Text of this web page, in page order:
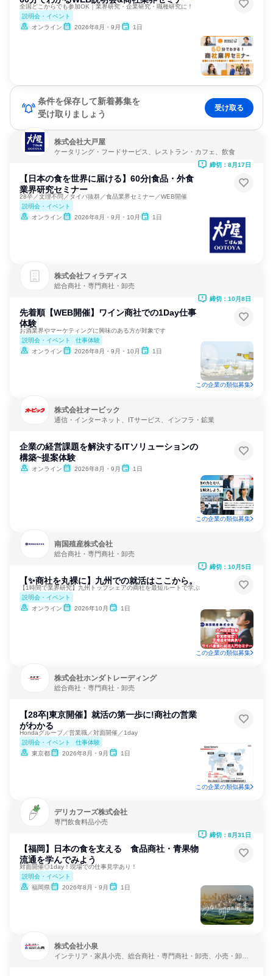
全国どこからでも参加OK｜業界研究・企業研究・職種研究に！
説明会・イベント
オンライン
2026年8月・9月 1日
条件を保存して新着募集を
受け取りましょう
受け取る
株式会社大戸屋
ケータリング・フードサービス、レストラン・カフェ、飲食
【日本の食を世界に届ける】60分|食品・外食
業界研究セミナー
28卒／文理不問／タイパ抜群／食品業界セミナー／WEB開催
説明会・イベント
オンライン
2026年8月・9月・10月 1日
締切：8月17日
株式会社フィラディス
総合商社・専門商社・卸売
先着順【WEB開催】ワイン商社での1Day仕事
体験
お酒業界やマーケティングに興味のある方が対象です
説明会・イベント
仕事体験
オンライン
2026年8月・9月・10月 1日
締切：10月8日
この企業の類似募集
株式会社オービック
通信・インターネット、ITサービス、インフラ・鉱業
企業の経営課題を解決するITソリューションの
構築~提案体験
オンライン 2026年8月・9月 1日
この企業の類似募集
南国殖産株式会社
総合商社・専門商社・卸売
【✨商社を丸裸に】九州での就活はここから。
【1時間で業界研究】九州トップシェアの商社を最短ルートで学ぶ
説明会・イベント
オンライン
2026年10月 1日
締切：10月5日
この企業の類似募集
株式会社ホンダトレーディング
総合商社・専門商社・卸売
【28卒|東京開催】就活の第一歩に!商社の営業
がわかる
Hondaグループ／営業職／対面開催／1day
説明会・イベント
仕事体験
東京都
2026年8月・9月 1日
この企業の類似募集
デリカフーズ株式会社
専門飲食料品小売
【福岡】日本の食を支える 食品商社・青果物
流通を学んでみよう
対面開催◎1day！現場での仕事見学あり！
説明会・イベント
福岡県
2026年8月・9月 1日
締切：8月31日
株式会社小泉
インテリア・家具小売、総合商社・専門商社・卸売、小売・卸